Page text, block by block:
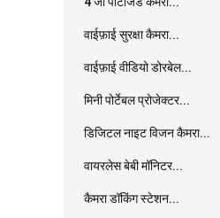
वाईफ़ाई सुरक्षा कैमरा...
वाईफ़ाई वीडियो डोरबेल...
मिनी पोर्टेबल प्रोजेक्टर...
डिजिटल नाइट विजन कैमरा...
वायरलेस बेबी मॉनिटर...
कैमरा डॉकिंग स्टेशन...